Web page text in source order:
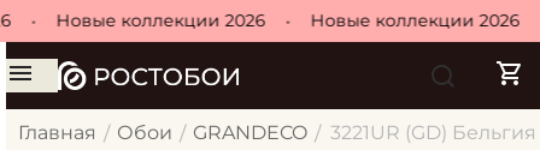
Новые коллекции 2026 Новые коллекции 2026
Главная / Обои / GRANDECO / 3221UR (GD)